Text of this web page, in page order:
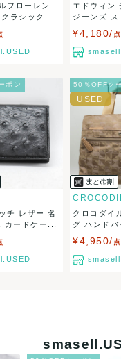
み)
送料表を確認する
以内
く最短で発送致します。
フローレン
ラシックフ
エドウィン
ジーンズ ス
¥4,180/ 点
ポン
チ レザー 名
カードケー...
50％OFFク
クロコダイ
グ ハンドバ
¥4,950/ 点